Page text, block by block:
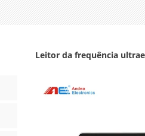
Leitor da frequência